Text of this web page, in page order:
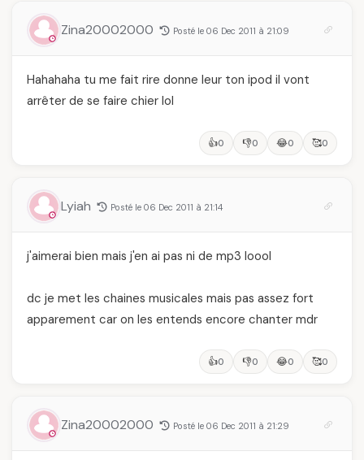
Zina20002000 Posté le 06 Dec 2011 à 21:09
Hahahaha tu me fait rire donne leur ton ipod il vont
arrêter de se faire chier lol
👍0 👎0 😂0 🥰0
Lyiah Posté le 06 Dec 2011 à 21:14
j'aimerai bien mais j'en ai pas ni de mp3 loool
dc je met les chaines musicales mais pas assez fort
apparement car on les entends encore chanter mdr
👍0 👎0 😂0 🥰0
Zina20002000 Posté le 06 Dec 2011 à 21:29